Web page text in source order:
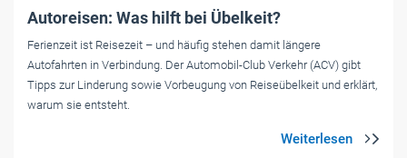
Autoreisen: Was hilft bei Übelkeit?
Ferienzeit ist Reisezeit – und häufig stehen damit längere
Autofahrten in Verbindung. Der Automobil-Club Verkehr (ACV) gibt
Tipps zur Linderung sowie Vorbeugung von Reiseübelkeit und erklärt,
warum sie entsteht.